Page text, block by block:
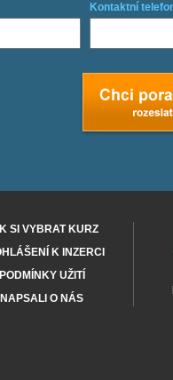
Kontaktní
SI VYBRAT KURZ
K INZERCI
PODMÍNKY UŽITÍ
NAPSALI O NÁS